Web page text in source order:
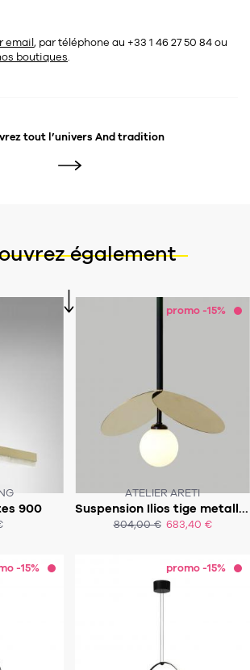
email, par téléphone au +33 1 46 27 50 84ou
boutiques.
tout l’univers And tradition
également
900
promo -15%
ATELIER ARETI
Suspension Ilios tige metallique
804,00 € 683,40 €
SOUS 7-9 SEMAINES
ACHAT EXPRESS
-15% promo -15%